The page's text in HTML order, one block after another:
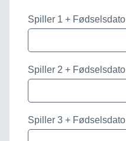
Spiller 1 + Fødselsdato
Spiller 2 + Fødselsdato
Spiller 3 + Fødselsdato